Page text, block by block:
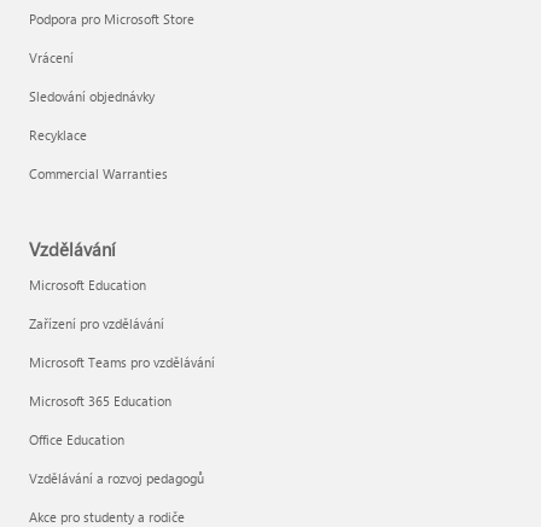
Podpora pro Microsoft Store
Vrácení
Sledování objednávky
Recyklace
Commercial Warranties
Vzdělávání
Microsoft Education
Zařízení pro vzdělávání
Microsoft Teams pro vzdělávání
Microsoft 365 Education
Office Education
Vzdělávání a rozvoj pedagogů
Akce pro studenty a rodiče